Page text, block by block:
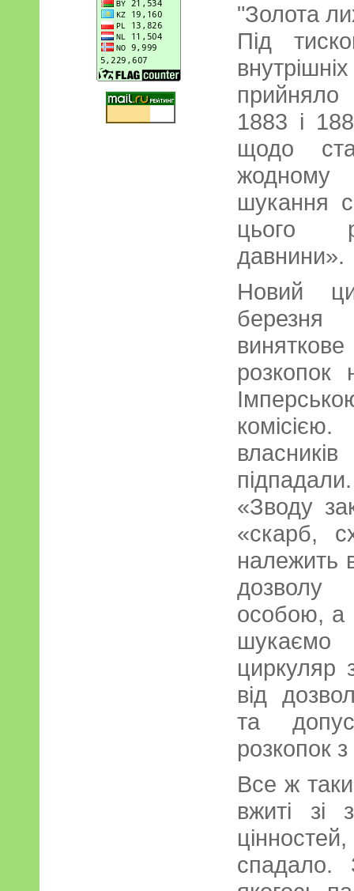
"Золота
Під
1883 і
щодо
шукання
цього
давнини».
Новий
березня
розкопок
«Зводу
«скарб,
належить
особою, а
циркуляр
від
та
розкопок
Все ж
вжиті зі
спадало.